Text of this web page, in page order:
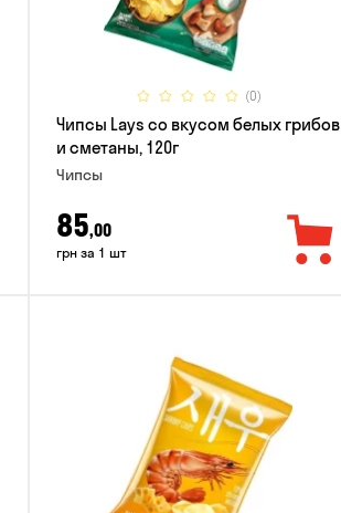
(0)
Чипсы Lays со вкусом белых грибов
и сметаны, 120г
Чипсы
85,00
грн за 1 шт